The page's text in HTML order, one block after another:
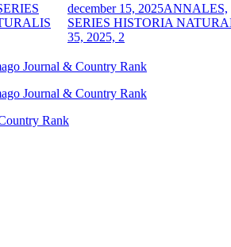
december 15, 2025ANNALES,
SERIES HISTORIA
35, 2025, 2